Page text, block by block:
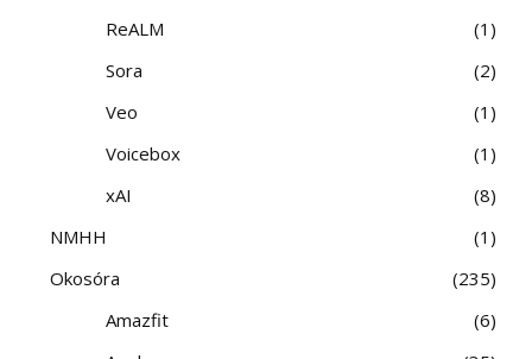
ReALM
1
Sora
2
Veo
1
Voicebox
1
xAI
8
NMHH
1
Okosóra
235
Amazfit
6